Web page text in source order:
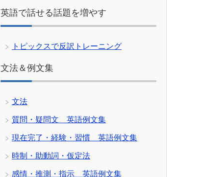
英語で話せる話題を増やす
トピックスで反訳トレーニング
文法＆例文集
文法
質問・疑問文 英語例文集
現在完了・経験・習慣 英語例文集
時制・助動詞・仮定法
感情・推測・指示 英語例文集